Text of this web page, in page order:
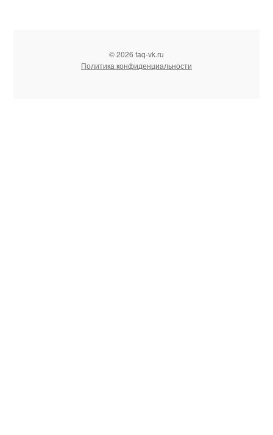
© 2026 faq-vk.ru
Политика конфиденциальности